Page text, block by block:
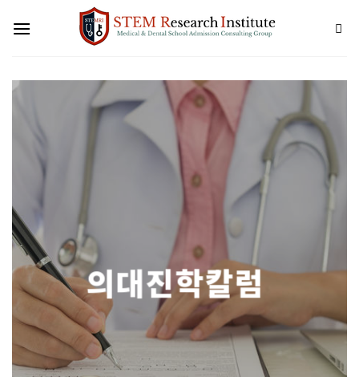
의대진학칼럼